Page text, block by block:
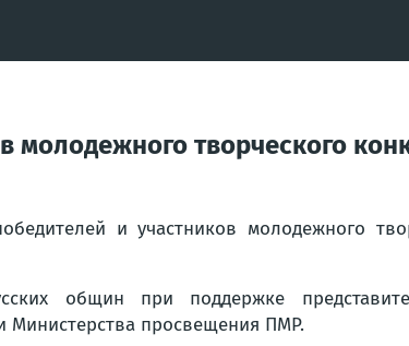
молодежного творческого
и участников молодежного
общин при поддержке
Министерства просвещения ПМР.